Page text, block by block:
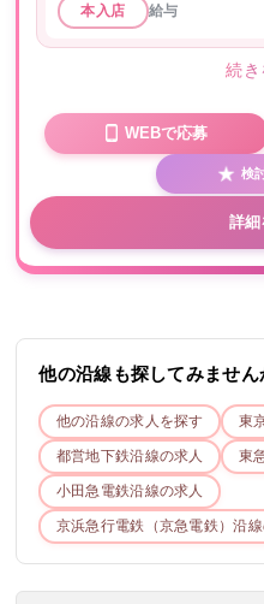
本入店 給与
続き
WEBで応募
検
詳細
他の沿線も探してみません
他の沿線の求人を探す 東
都営地下鉄沿線の求人 東
小田急電鉄沿線の求人
京浜急行電鉄（京急電鉄）沿